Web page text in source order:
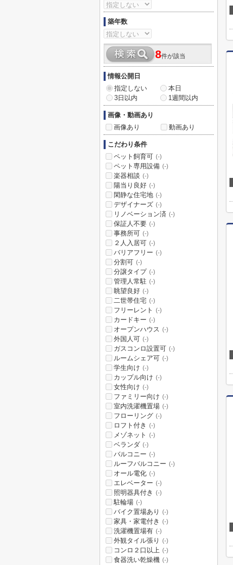
築年数
8件が該当
情報公開日
指定しない
本日
3日以内
1週間以内
画像・動画あり
画像あり
動画あり
こだわり条件
ペット飼育可 (-)
ペット専用設備 (-)
楽器相談 (-)
陽当り良好 (-)
閑静な住宅地 (-)
デザイナーズ (-)
リノベーション済 (-)
保証人不要 (-)
事務所可 (-)
２人入居可 (-)
バリアフリー (-)
分割可 (-)
分譲タイプ (-)
管理人常駐 (-)
眺望良好 (-)
二世帯住宅 (-)
フリーレント (-)
カードキー (-)
オープンハウス (-)
外国人可 (-)
ガスコンロ設置可 (-)
ルームシェア可 (-)
学生向け (-)
カップル向け (-)
女性向け (-)
ファミリー向け (-)
室内洗濯機置場 (-)
フローリング (-)
ロフト付き (-)
メゾネット (-)
ベランダ (-)
バルコニー (-)
ルーフバルコニー (-)
オール電化 (-)
エレベーター (-)
照明器具付き (-)
駐輪場 (-)
バイク置場あり (-)
家具・家電付き (-)
洗濯機置場有 (-)
外観タイル張り (-)
コンロ２口以上 (-)
食器洗い乾燥機 (-)